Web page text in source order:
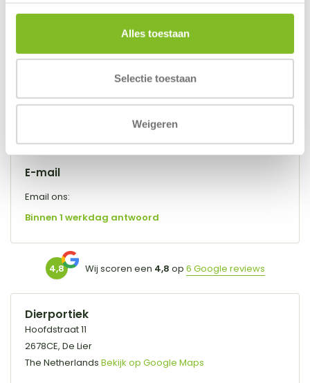
Alles toestaan
Selectie toestaan
Weigeren
Voor alle andere vragen
ma. t/m za 09:00 - 17:00
E-mail
Email ons:
Binnen 1 werkdag antwoord
4,8 Wij scoren een 4,8 op 6 Google reviews
Dierportiek
Hoofdstraat 11
2678CE, De Lier
The Netherlands Bekijk op Google Maps